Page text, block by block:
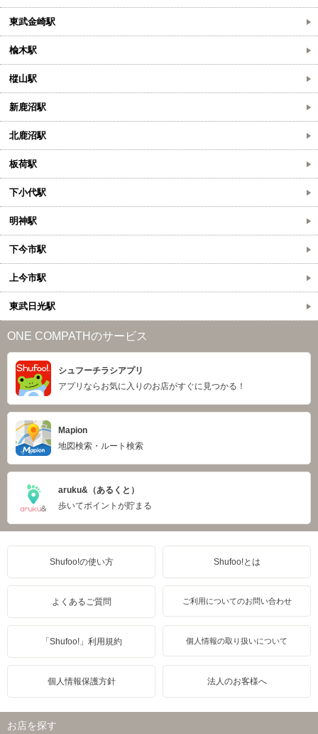
東武金崎駅
楡木駅
樅山駅
新鹿沼駅
北鹿沼駅
板荷駅
下小代駅
明神駅
下今市駅
上今市駅
東武日光駅
ONE COMPATHのサービス
シュフーチラシアプリ
アプリならお気に入りのお店がすぐに見つかる！
Mapion
地図検索・ルート検索
aruku&（あるくと）
歩いてポイントが貯まる
Shufoo!の使い方 Shufoo!とは
よくあるご質問 ご利用についてのお問い合わせ
「Shufoo!」利用規約 個人情報の取り扱いについて
個人情報保護方針 法人のお客様へ
お店を探す